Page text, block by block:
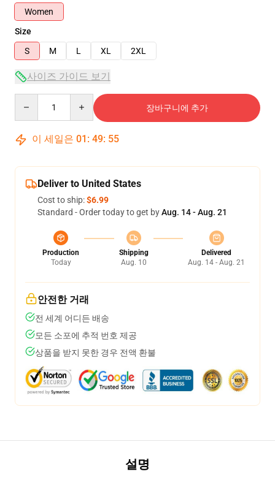
Women
Size
S
M L XL 2XL
사이즈 가이드 보기
장바구니에 추가
이 세일은 01 : 49: 54
Deliver to United States
Cost to ship:$6.99
Standard - Order today to get byAug. 14 - Aug. 21
Production
Today
Shipping
Aug. 10
Delivered
Aug. 14 - Aug. 21
안전한 거래
전 세계 어디든 배송
모든 소포에 추적 번호 제공
상품을 받지 못한 경우 전액 환불
설명